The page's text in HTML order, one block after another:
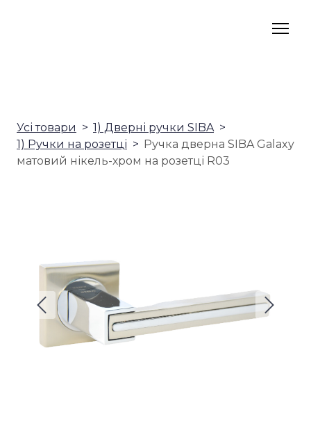
Усі товари
1) Дверні ручки SIBA
1) Ручки на розетці
Ручка дверна SIBA Galaxy
матовий нікель-хром на розетці R03